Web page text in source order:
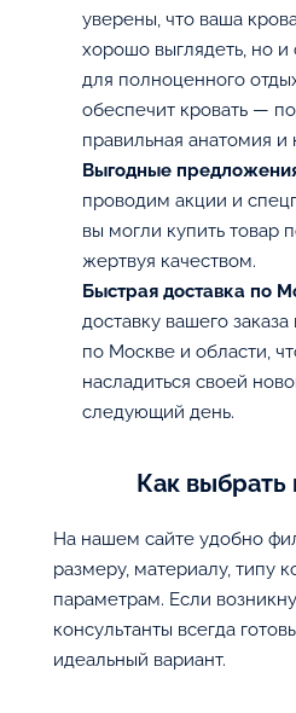
уверены, что ваша
хорошо выглядеть, но и
для полноценного
обеспечит кровать —
правильная анатомия
Выгодные
проводим акции и
вы могли купить товар
жертвуя качеством.
Быстрая доставка по
доставку вашего
по Москве и области,
насладиться своей
следующий день.
Как выбрать
На нашем сайте удобно
размеру, материалу, типу
параметрам. Если
консультанты всегда
идеальный вариант.